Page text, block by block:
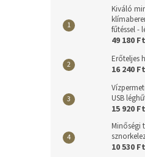
Kiváló
fűtéssel -
49 180 Ft
Erőteljes
16 240 Ft
USB
15 920 Ft
Minőségi
10 530 Ft